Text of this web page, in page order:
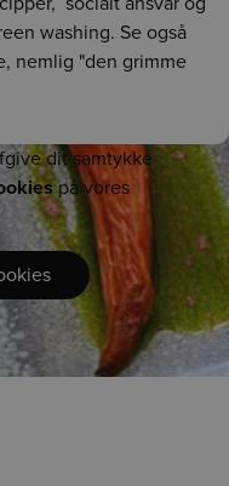
washing. Se også
nemlig "den grimme
dit samtykke
på vores